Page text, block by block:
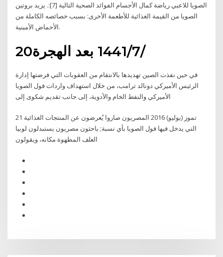
الصويا للاعبي رياضة كمال الأجسام الفوائد الصحية التالية [7]:. يزيد بروتين
الصويا من القيمة الغذائية للأطعمة الأخرى: بسبب خصائصه الكاملة من
الأحماض الأمينية.
20‏‏/7‏‏/1441 بعد الهجرة
في حين نفذت الصين تهديدها بالانتقام من العقوبات التي فرضتها إدارة
الرئيس الأميركي دونالد ترامب، من خلال استهداف واردات فول الصويا
الأميركي والنفط الخام والأدوية، إلى جانب تقديم شكوى إلى
21 تموز (يوليو) 2016 المصريون صاروا يُعرضون عن المنتجات الغذائية
التي يدخل فيها فول الصويا بأي نسبة; باحثون مصريون يستبدلون لوبيا